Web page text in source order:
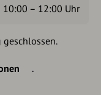
10:00 – 12:00 Uhr
geschlossen.
.